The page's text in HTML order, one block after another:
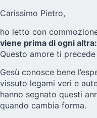
Carissimo Pietro,
ho letto con
viene prima di ogni
Questo amore ti
Gesù conosce bene
vissuto legami veri e
hanno segnato questi
quando cambia forma.